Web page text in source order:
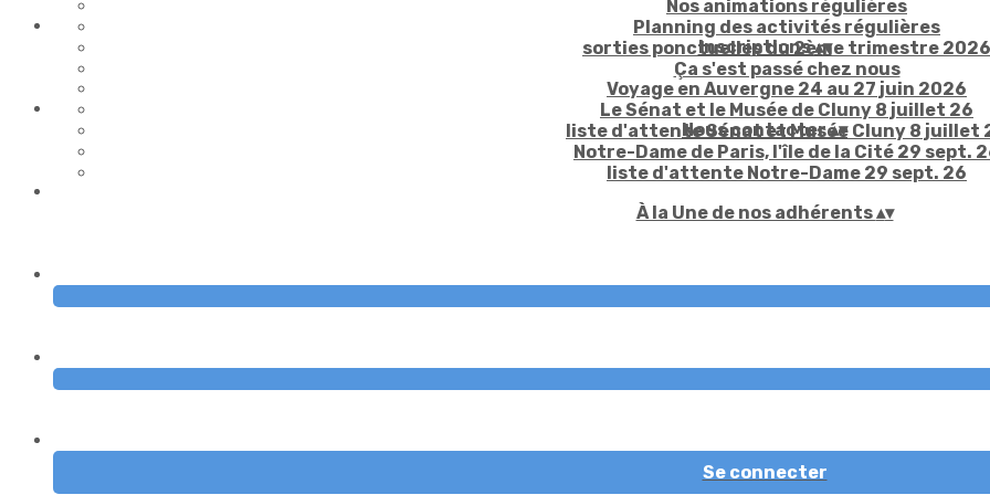
Nos animations régulières
Planning des activités régulières
sorties ponctuelles du 2ème trimestre 2026
Ça s'est passé chez nous
Inscriptions▴▾
Voyage en Auvergne 24 au 27 juin 2026
Le Sénat et le Musée de Cluny 8 juillet 26
liste d'attente Sénat et Musée Cluny 8 juillet
Notre-Dame de Paris, l'île de la Cité 29 sept.
liste d'attente Notre-Dame 29 sept. 26
Nous contacter▴▾
À la Une de nos adhérents▴▾
Se connecter